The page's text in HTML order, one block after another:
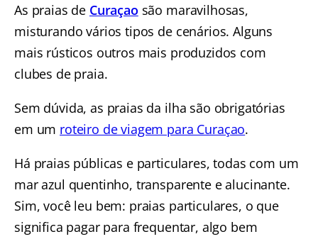
As praias de Curaçao são maravilhosas,
misturando vários tipos de cenários. Alguns
mais rústicos outros mais produzidos com
clubes de praia.
Sem dúvida, as praias da ilha são obrigatórias
em um roteiro de viagem para Curaçao.
Há praias públicas e particulares, todas com um
mar azul quentinho, transparente e alucinante.
Sim, você leu bem: praias particulares, o que
significa pagar para frequentar, algo bem